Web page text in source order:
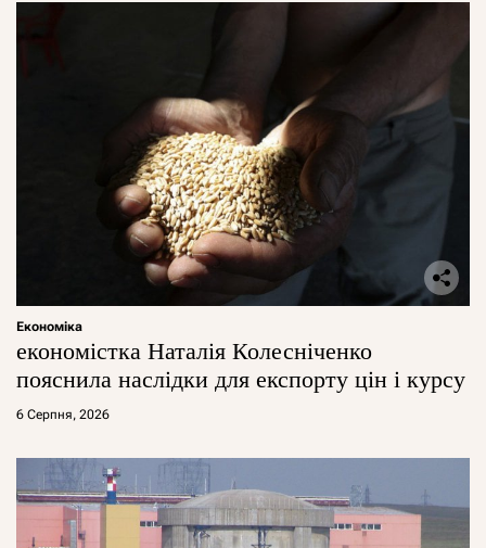
Економіка
економістка Наталія Колесніченко
пояснила наслідки для експорту цін і курсу
6 Серпня, 2026